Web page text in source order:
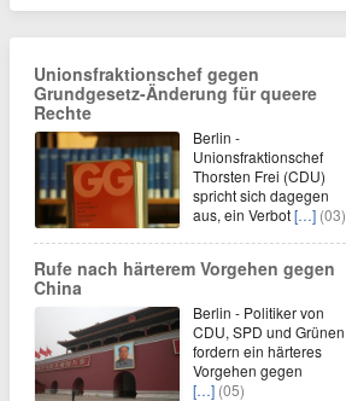
Unionsfraktionschef gegen
Grundgesetz-Änderung für queere
Rechte
Berlin -
Unionsfraktionschef
Thorsten Frei (CDU)
spricht sich dagegen
aus, ein Verbot[…] (03)
Rufe nach härterem Vorgehen gegen
China
Berlin - Politiker von
CDU, SPD und Grünen
fordern ein härteres
Vorgehen gegen
[…] (05)